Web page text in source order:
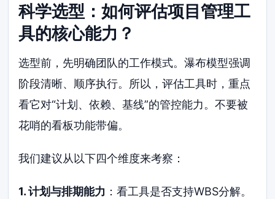
科学选型：如何评估项目管理工
具的核心能力？
选型前，先明确团队的工作模式。瀑布模型强调
阶段清晰、顺序执行。所以，评估工具时，重点
看它对“计划、依赖、基线”的管控能力。不要被
花哨的看板功能带偏。
我们建议从以下四个维度来考察：
1. 计划与排期能力 ：看工具是否支持WBS分解。